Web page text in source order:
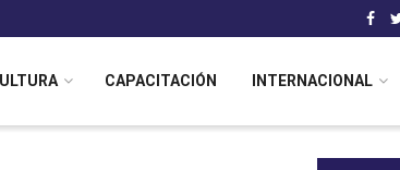
CAPACITACIÓN INTERNACIONAL